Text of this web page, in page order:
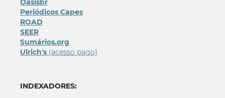
Oasisbr
Periódicos Capes
ROAD
SEER
Sumários.org
Ulrich's(acesso pago)
INDEXADORES: